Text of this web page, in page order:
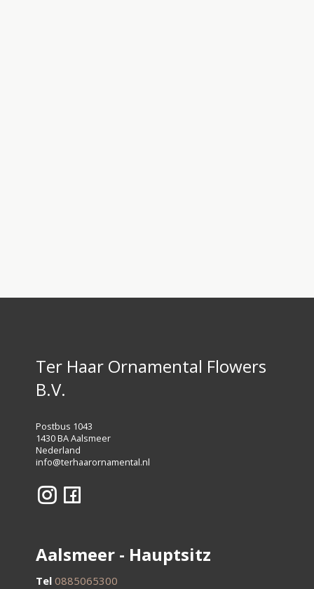
Ter Haar Ornamental Flowers
B.V.
Postbus 1043
1430 BA Aalsmeer
Nederland
info@terhaarornamental.nl
Aalsmeer - Hauptsitz
Tel 0885065300